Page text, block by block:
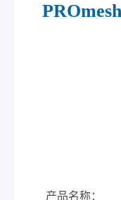
产品名称：